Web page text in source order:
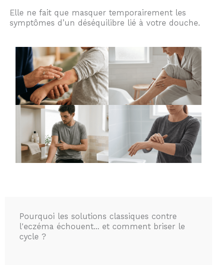
Elle ne fait que masquer temporairement les
symptômes d’un déséquilibre lié à votre douche.
Pourquoi les solutions classiques contre
l'eczéma échouent... et comment briser le
cycle ?